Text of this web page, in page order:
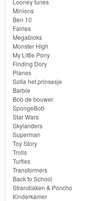
Star
Wars
Skylanders
Superman
Toy
Story
Trolls
Turtles
Transformers
Back
Looney tunes
Minions
Ben 10
Fairies
Megabloks
Monster High
My Little Pony
Finding Dory
Planes
Sofia het prinsesje
Barbie
Bob de bouwer
SpongeBob
Star Wars
Skylanders
Superman
Toy Story
Trolls
Turtles
Transformers
Back to School
Strandlaken & Poncho
Kinderkamer